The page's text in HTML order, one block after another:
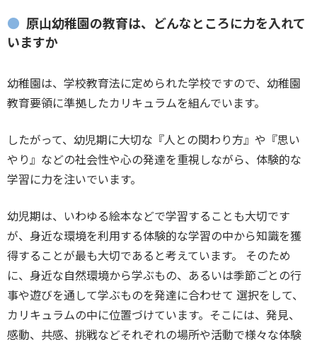
原山幼稚園の教育は、どんなところに力を入れて
いますか
幼稚園は、学校教育法に定められた学校ですので、幼稚園
教育要領に準拠したカリキュラムを組んでいます。
したがって、幼児期に大切な『人との関わり方』や『思い
やり』などの社会性や心の発達を重視しながら、体験的な
学習に力を注いでいます。
幼児期は、いわゆる絵本などで学習することも大切です
が、身近な環境を利用する体験的な学習の中から知識を獲
得することが最も大切であると考えています。 そのため
に、身近な自然環境から学ぶもの、あるいは季節ごとの行
事や遊びを通して学ぶものを発達に合わせて 選択をして、
カリキュラムの中に位置づけています。そこには、発見、
感動、共感、挑戦などそれぞれの場所や活動で様々な体験